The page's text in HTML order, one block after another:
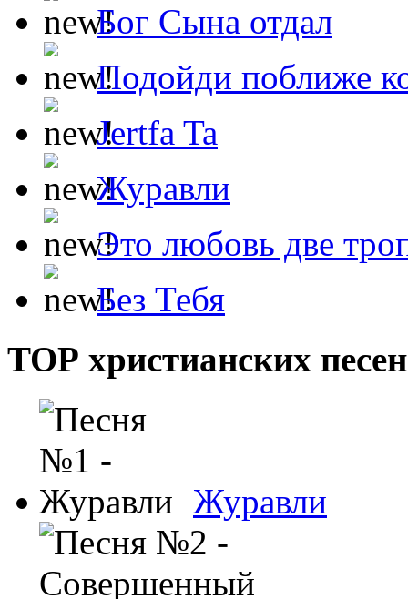
Бог Сына отдал
Подойди поближе
Jertfa Ta
Журавли
Это любовь две
Без Тебя
ТОР христианских песен
Журавли